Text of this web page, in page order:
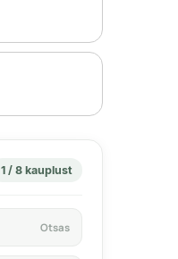
1 / 8 kauplust
Otsas